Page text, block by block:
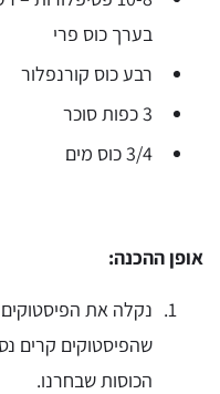
בערך כוס פרי
רבע כוס קורנפלור
3 כפות סוכר
3/4 כוס מים
אופן ההכנה:
נקלה את
שהפיסטוקים קרים
הכוסות שבחרנו.